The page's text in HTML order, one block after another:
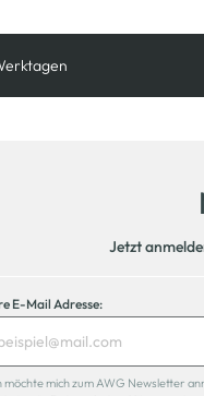
Jetzt
E-Mail Adresse:
möchte mich zum AWG Newsletter